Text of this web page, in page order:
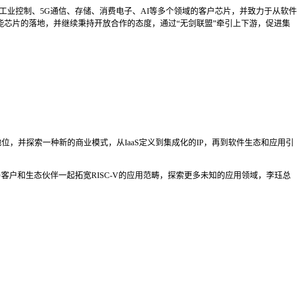
业控制、5G通信、存储、消费电子、AI等多个领域的客户芯片，并致力于从软件
片的落地，并继续秉持开放合作的态度，通过“无剑联盟”牵引上下游，促进集
并探索一种新的商业模式，从IaaS定义到集成化的IP，再到软件生态和应用引
户和生态伙伴一起拓宽RISC-V的应用范畴，探索更多未知的应用领域，李珏总